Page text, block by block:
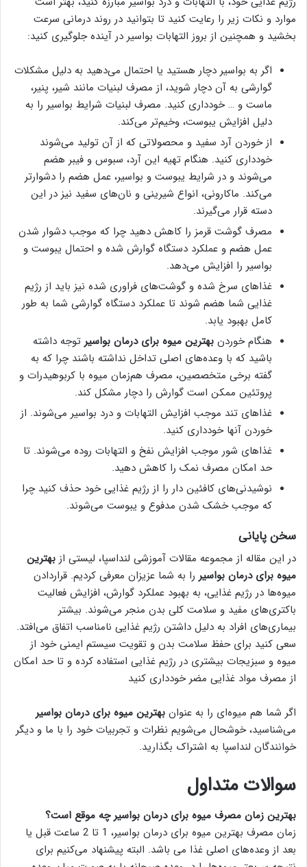
موارد و نکات زیر را رعایت کنید تا بتوانید در روند درمانی سرعت
بخشید و همچنین از بروز التهابات بواسیر در آینده جلوگیری کنید:
اگر به بواسیر دچار هستید یا احتمال می‌دهید به دلیل مشکلات
گوارشی به آن دچار شوید، از مصرف لبنیات مانند شیر، پنیر،
ماست و … خودداری کنید. مصرف لبنیات شرایط بواسیر را به
دلیل افزایش یبوست، وخیم‌تر می‌کند.
از خوردن آرد سفید و محصولاتی که از آن تولید می‌شوند
خودداری کنید. هنگام تهیه این آرد، سبوس و فیبر هضم
می‌شوند و در شرایط یبوست و بواسیر، عمل هضم را دشوارتر
می‌کند. ماکارونی، انواع شیرینی و نان‌های سفید نیز در این
دسته قرار می‌گیرند.
مصرف گوشت قرمز را کاهش دهید چرا که موجب دشوار شدن
عمل هضم و عملکرد دستگاه گوارش شده و احتمال یبوست و
بواسیر را افزایش می‌دهد.
غذاهای سرخ شده و گوشت‌های فراوری شده نیز باید از رژیم
غذایی شما هضم شوند تا عملکرد دستگاه گوارشی شما به طور
کامل بهبود یابد.
هنگام خوردن بهترین میوه برای درمان بواسیر توجه داشته
باشید که با وعده‌های اصلی تداخل نداشته باشند چرا که به
گفته برخی متخصصین، مصرف هم‌زمان میوه با کربوهیدرات و
پروتئین ممکن است گوارش را دچار مشکل کند.
غذاهای تند موجب افزایش التهابات و درد بواسیر می‌شوند. از
خوردن آنها خودداری کنید.
غذاهای شور موجب افزایش نفخ و التهابات روده می‌شوند. تا
حد امکان مصرف نمک را کاهش دهید.
نوشیدنی‌های کافئین دار را از رژیم غذایی خود حذف کنید چرا
که موجب خشک شدن مدفوع و یبوست می‌شوند.
سخن پایانی
در این مقاله از مجموعه مقالات آموزشی لنداسپا، لیستی از بهترین
میوه برای درمان بواسیر را به شما عزیزان معرفی کردیم. قراردادن
میوه‌ها در رژیم غذایی، به بهبود عملکرد گوارش، افزایش فعالیت
باکتری‌های مفید و سلامت کلی بدن منجر می‌شوند. بیشتر
بیماری‌های افراد به دلیل داشتن رژیم غذایی نامناسب اتفاق می‌افتد.
سعی کنید برای حفظ سلامت بدن و تقویت سیستم ایمنی خود از
میوه و سبزیجات بیشتری در رژیم غذایی استفاده کرده و تا حد امکان
از مصرف مواد غذایی مضر خودداری کنید
اگر شما هم میوه‌ای را به عنوان بهترین میوه برای درمان بواسیر
می‌شناسید، خوشحال می‌شویم نظرات و تجربیات خود را با ما و دیگر
خوانندگان لنداسپا به اشتراک بگذارید.
سوالات متداول
بهترین زمان مصرف میوه برای درمان بواسیر چه موقع است؟
زمان مصرف بهترین میوه برای درمان بواسیر، 1 تا 2 ساعت قبل یا
بعد از وعده‌های اصلی غذا می باشد. البته پیشنهاد می‌کنیم برای